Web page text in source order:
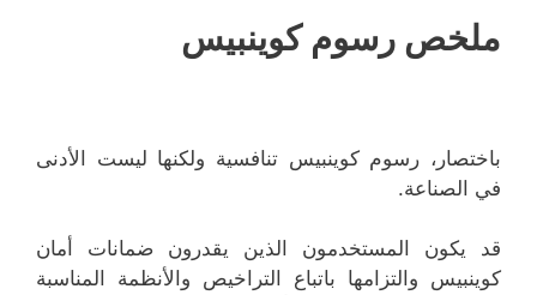
ملخص رسوم كوينبيس
باختصار، رسوم كوينبيس تنافسية ولكنها ليست الأدنى
في الصناعة.
قد يكون المستخدمون الذين يقدرون ضمانات أمان
كوينبيس والتزامها باتباع التراخيص والأنظمة المناسبة